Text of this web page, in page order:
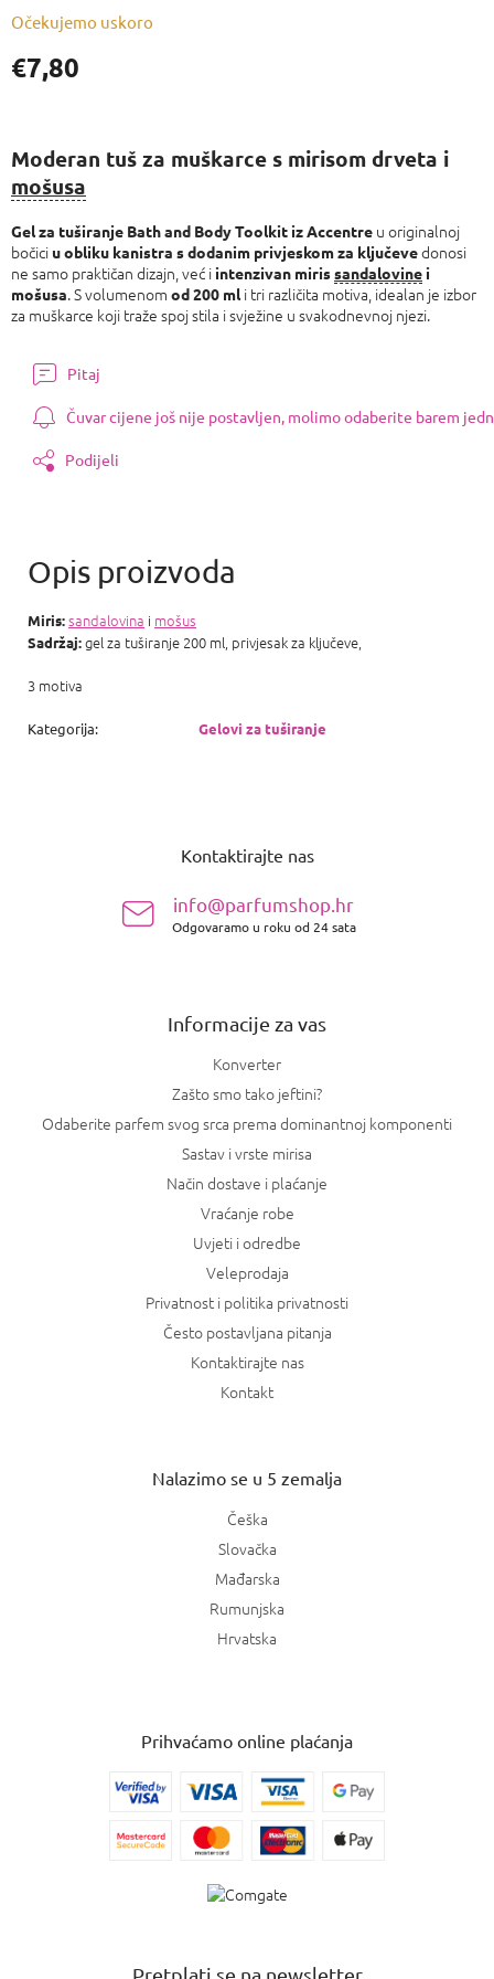
€7,80
Izmjeri
Očekujemo uskoro
Moderan tuš za muškarce s mirisom drveta i
mošusa
Gel za tuširanje Bath and Body Toolkit iz Accentre u originalnoj
bočici u obliku kanistra s dodanim privjeskom za ključevedonosi
ne samo praktičan dizajn, već i intenzivan mirissandalovine i
mošusa. S volumenom od 200 mli tri različita motiva, idealan je izbor
za muškarce koji traže spoj stila i svježine u svakodnevnoj njezi.
Pitaj
Čuvar cijene još nije postavljen, molimo odaberite barem
Podijeli
Miris:sandalovina i mošus
Sadržaj:gel za tuširanje 200 ml, privjesak za ključeve,
3 motiva
Kategorija: Gelovi za tuširanje
Kontaktirajte nas
info@parfumshop.hr
Odgovaramo u roku od 24 sata
Informacije za vas
Konverter
Zašto smo tako jeftini?
Odaberite parfem svog srca prema dominantnoj komponenti
Sastav i vrste mirisa
Način dostave i plaćanje
Vraćanje robe
Uvjeti i odredbe
Veleprodaja
Privatnost i politika privatnosti
Često postavljana pitanja
Kontaktirajte nas
Kontakt
Nalazimo se u 5 zemalja
Češka
Slovačka
Mađarska
Rumunjska
Hrvatska
Prihvaćamo online plaćanja
Pretplati se na newsletter